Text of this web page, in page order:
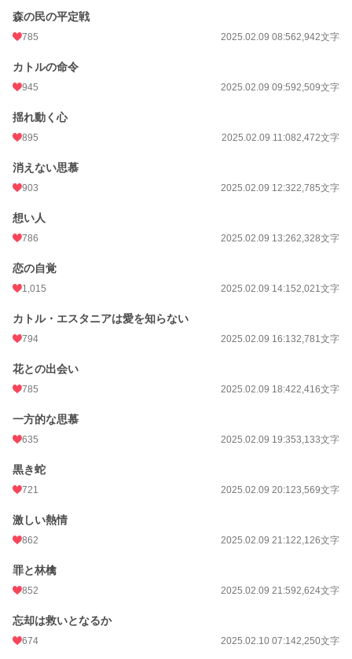
森の民の平定戦
785 2025.02.09 08:562,942文字
カトルの命令
945 2025.02.09 09:592,509文字
揺れ動く心
895 2025.02.09 11:082,472文字
消えない思慕
903 2025.02.09 12:322,785文字
想い人
786 2025.02.09 13:262,328文字
恋の自覚
1,015 2025.02.09 14:152,021文字
カトル・エスタニアは愛を知らない
794 2025.02.09 16:132,781文字
花との出会い
785 2025.02.09 18:422,416文字
一方的な思慕
635 2025.02.09 19:353,133文字
黒き蛇
721 2025.02.09 20:123,569文字
激しい熱情
862 2025.02.09 21:122,126文字
罪と林檎
852 2025.02.09 21:592,624文字
忘却は救いとなるか
674 2025.02.10 07:142,250文字